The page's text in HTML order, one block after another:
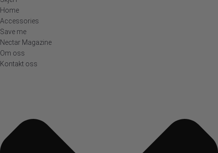
Home
Accessories
Save me
Nectar Magazine
Om oss
Kontakt oss